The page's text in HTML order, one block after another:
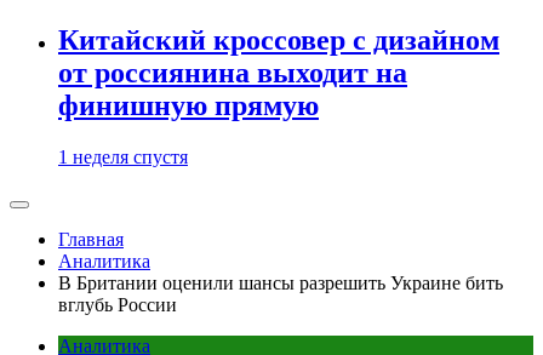
Китайский кроссовер с дизайном
от россиянина выходит на
финишную прямую
1 неделя спустя
Главная
Аналитика
В Британии оценили шансы разрешить Украине бить
вглубь России
Аналитика